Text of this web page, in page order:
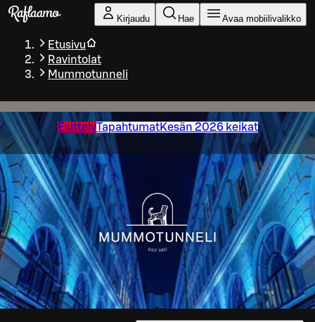
Siirry pääsisältöön
Kirjaudu Hae Avaa mobiilivalikko
Etusivu
Ravintolat
Mummotunneli
EsittelyTapahtumatKesän 2026 keikat